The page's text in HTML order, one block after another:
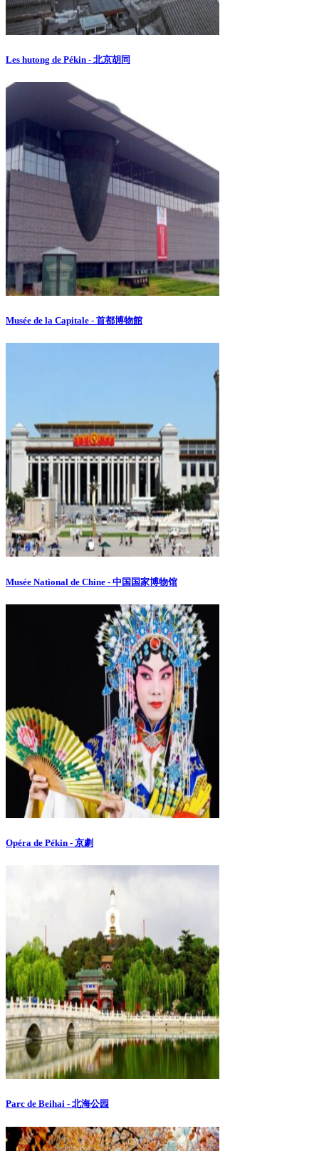
Les hutong de Pékin - 北京胡同
Musée de la Capitale - 首都博物館
Musée National de Chine - 中国国家博物馆
Opéra de Pékin - 京劇
Parc de Beihai - 北海公园